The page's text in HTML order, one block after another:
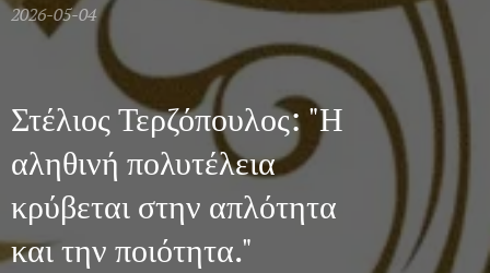
2026-05-04
Στέλιος Τερζόπουλος: "Η
αληθινή πολυτέλεια
κρύβεται στην απλότητα
και την ποιότητα."